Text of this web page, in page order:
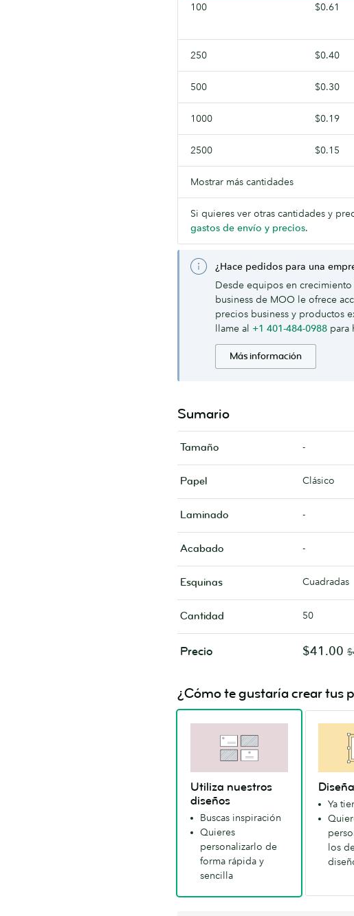
100 $0.61
250 $0.40
500 $0.30
1000 $0.19
2500 $0.15
Mostrar más cantidades
Si quieres ver otras cantidades y
gastos de envío y precios.
¿Hace pedidos para una
Desde equipos en
business de MOO le ofrece
precios business y productos
llame al +1 401-484-0988 para
Más información
Sumario
Tamaño -
Papel Clásico
Laminado -
Acabado -
Esquinas Cuadradas
Cantidad 50
Precio $41.00
¿Cómo te gustaría crear tus
Utiliza nuestros
diseños
Buscas inspiración
Quieres
personalizarlo de
forma rápida y
sencilla
Ya
los